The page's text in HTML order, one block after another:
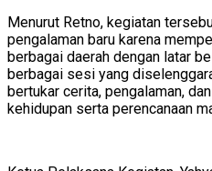
Menurut Retno, kegiatan
pengalaman baru karena
berbagai daerah dengan latar
berbagai sesi yang
bertukar cerita, pengalaman,
kehidupan serta perencanaan